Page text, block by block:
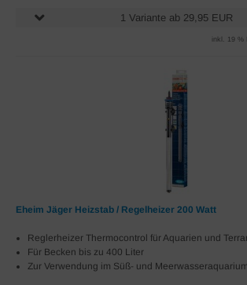
1 Variante ab 29,95 EUR
inkl. 19
Eheim Jäger Heizstab / Regelheizer 200 Watt
Reglerheizer Thermocontrol für Aquarien und
Für Becken bis zu 400 Liter
Zur Verwendung im Süß- und